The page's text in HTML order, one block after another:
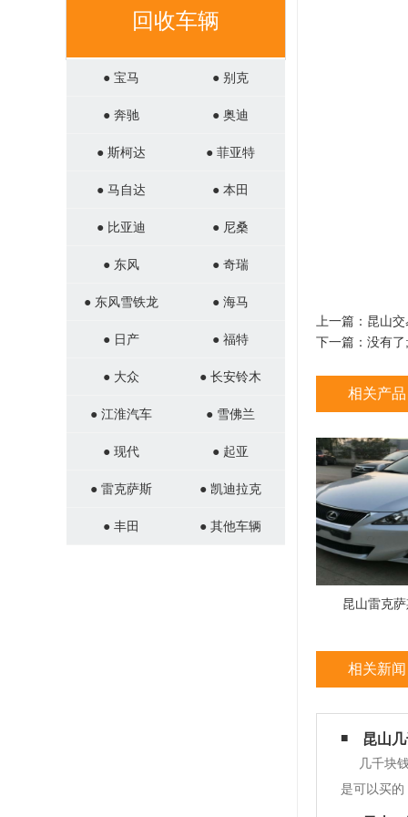
回收车辆
● 宝马 ● 别克
● 奔驰 ● 奥迪
● 斯柯达 ● 菲亚特
● 马自达 ● 本田
● 比亚迪 ● 尼桑
● 东风 ● 奇瑞
● 东风雪铁龙 ● 海马
● 日产 ● 福特
● 大众 ● 长安铃木
● 江淮汽车 ● 雪佛兰
● 现代 ● 起亚
● 雷克萨斯 ● 凯迪拉克
● 丰田 ● 其他车辆
上一篇： 昆山
下一篇：没有了;
相关产品
昆山雷克
相关新闻
昆山
几千块
是可以买